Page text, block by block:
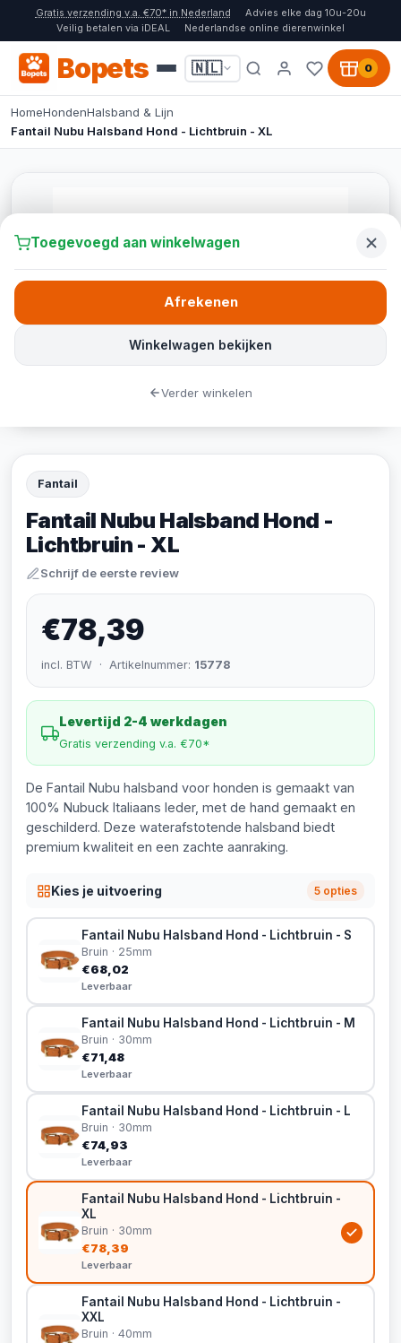
Gratis verzending v.a. €70* in Nederland
Advies elke dag 10u-20u
Veilig betalen via iDEAL
Nederlandse online dierenwinkel
Bopets 🇳🇱 0
HomeHondenHalsband & Lijn
Fantail Nubu Halsband Hond - Lichtbruin - XL
Fantail
Fantail Nubu Halsband Hond -
Lichtbruin - XL
Schrijf de eerste review
€78,39
incl. BTW · Artikelnummer: 15778
Levertijd 2-4 werkdagen
Gratis verzending v.a. €70*
De Fantail Nubu halsband voor honden is gemaakt van
100% Nubuck Italiaans leder, met de hand gemaakt en
geschilderd. Deze waterafstotende halsband biedt
premium kwaliteit en een zachte aanraking.
Kies je uitvoering 5 opties
Fantail Nubu Halsband Hond - Lichtbruin - S
Bruin · 25mm
€68,02
Leverbaar
Fantail Nubu Halsband Hond - Lichtbruin - M
Bruin · 30mm
€71,48
Leverbaar
Fantail Nubu Halsband Hond - Lichtbruin - L
Bruin · 30mm
€74,93
Leverbaar
Fantail Nubu Halsband Hond - Lichtbruin -
XL
Bruin · 30mm
€78,39
Leverbaar
Fantail Nubu Halsband Hond - Lichtbruin -
XXL
Bruin · 40mm
Toegevoegd aan winkelwagen
Winkelwagen bekijken
Afrekenen
Verder winkelen